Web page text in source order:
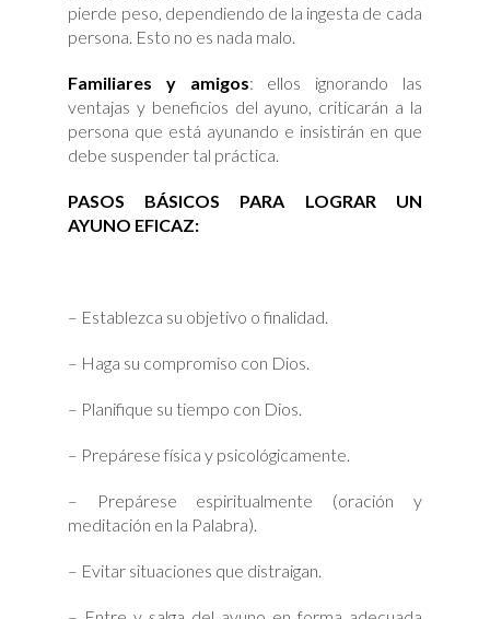
pierde peso, dependiendo de la ingesta de cada
persona. Esto no es nada malo.
Familiares y amigos: ellos ignorando las
ventajas y beneficios del ayuno, criticarán a la
persona que está ayunando e insistirán en que
debe suspender tal práctica.
PASOS BÁSICOS PARA LOGRAR UN
AYUNO EFICAZ:
– Establezca su objetivo o finalidad.
– Haga su compromiso con Dios.
– Planifique su tiempo con Dios.
– Prepárese física y psicológicamente.
– Prepárese espiritualmente (oración y
meditación en la Palabra).
– Evitar situaciones que distraigan.